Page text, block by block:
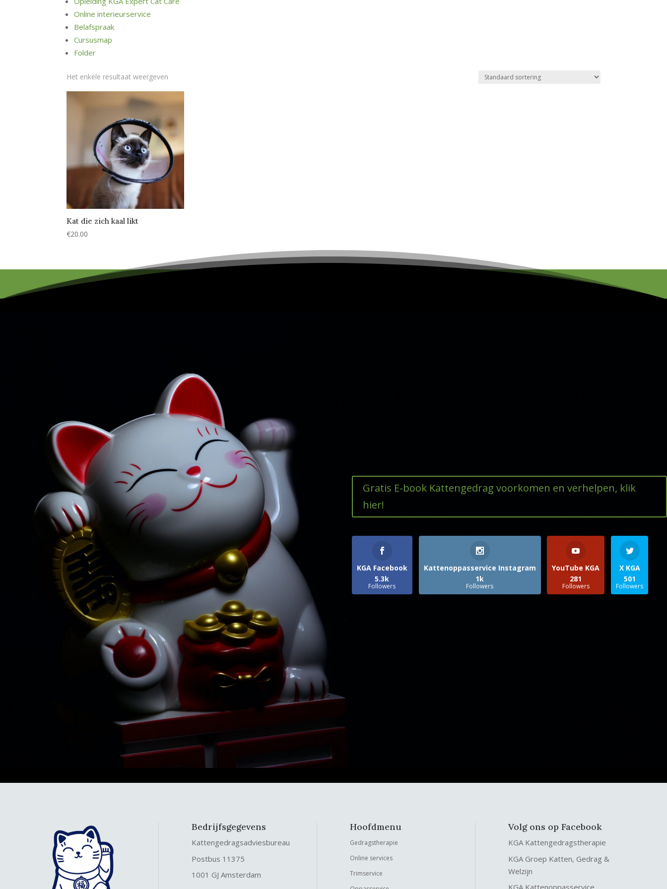
Online interieurservice
Belafspraak
Cursusmap
Folder
Het enkele resultaat weergeven
Kat die zich kaal likt
€20.00
Gratis E-book Kattengedrag voorkomen en verhelpen, klik
hier!
KGA Facebook
5.3k
Followers
Kattenoppasservice Instagram
1k
Followers
YouTube KGA
281
Followers
X KGA
501
Followers
Bedrijfsgegevens
Kattengedragsadviesbureau
Postbus 11375
1001 GJ Amsterdam
Hoofdmenu
Gedragstherapie
Online services
Trimservice
Volg ons op Facebook
KGA Kattengedragstherapie
KGA Groep Katten, Gedrag &
Welzijn